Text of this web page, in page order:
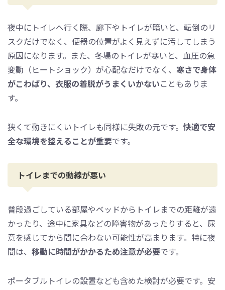
夜中にトイレへ行く際、廊下やトイレが暗いと、転倒のリ
スクだけでなく、便器の位置がよく見えずに汚してしまう
原因になります。また、冬場のトイレが寒いと、血圧の急
変動（ヒートショック）が心配なだけでなく、 寒さで身体
がこわばり、衣服の着脱がうまくいかないこともありま
す。
狭くて動きにくいトイレも同様に失敗の元です。 快適で安
全な環境を整えることが重要です。
トイレまでの動線が悪い
普段過ごしている部屋やベッドからトイレまでの距離が遠
かったり、途中に家具などの障害物があったりすると、尿
意を感じてから間に合わない可能性が高まります。特に夜
間は、 移動に時間がかかるため注意が必要です。
ポータブルトイレの設置なども含めた検討が必要です。安